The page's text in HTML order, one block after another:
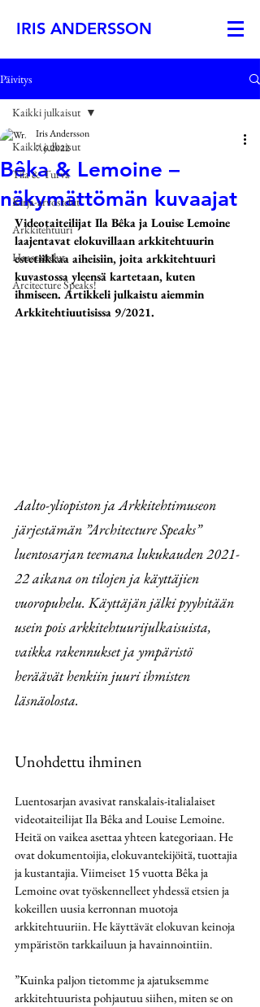
IRIS ANDERSSON
Päivitys
Kaikki julkaisut
Tila & Turva
Kirja-arvostelut
Arkkitehtuuri
Haastattelut
Arcitecture Speaks!
Kaikki julkaisut
Bêka & Lemoine –
näkymättömän kuvaajat
Iris Andersson
7.6.2022
Videotaiteilijat Ila Bêka ja Louise Lemoine
laajentavat elokuvillaan arkkitehtuurin
estetiikkaa aiheisiin, joita arkkitehtuuri
kuvastossa yleensä kartetaan, kuten
ihmiseen. Artikkeli julkaistu aiemmin
Arkkitehtiuutisissa 9/2021.
Aalto-yliopiston ja Arkkitehtimuseon
järjestämän ”Architecture Speaks”
luentosarjan teemana lukukauden 2021-
22 aikana on tilojen ja käyttäjien
vuoropuhelu. Käyttäjän jälki pyyhitään
usein pois arkkitehtuurijulkaisuista,
vaikka rakennukset ja ympäristö
heräävät henkiin juuri ihmisten
läsnäolosta.
Unohdettu ihminen
Luentosarjan avasivat ranskalais-italialaiset
videotaiteilijat Ila Bêka and Louise Lemoine.
Heitä on vaikea asettaa yhteen kategoriaan. He
ovat dokumentoijia, elokuvantekijöitä, tuottajia
ja kustantajia. Viimeiset 15 vuotta Bêka ja
Lemoine ovat työskennelleet yhdessä etsien ja
kokeillen uusia kerronnan muotoja
arkkitehtuuriin. He käyttävät elokuvan keinoja
ympäristön tarkkailuun ja havainnointiin.
”Kuinka paljon tietomme ja ajatuksemme
arkkitehtuurista pohjautuu siihen, miten se on